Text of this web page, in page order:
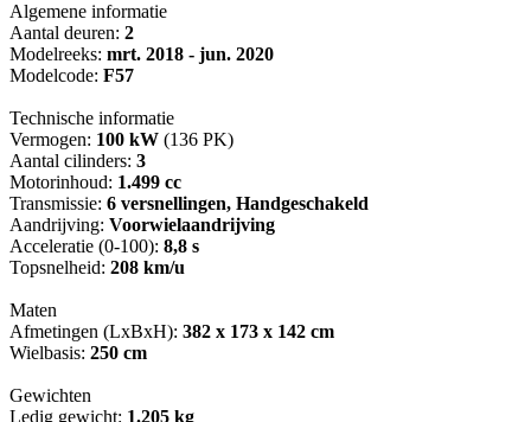
Algemene informatie
Aantal deuren: 2
Modelreeks: mrt. 2018 - jun. 2020
Modelcode: F57
Technische informatie
Vermogen: 100 kW (136 PK)
Aantal cilinders: 3
Motorinhoud: 1.499 cc
Transmissie: 6 versnellingen, Handgeschakeld
Aandrijving: Voorwielaandrijving
Acceleratie (0-100): 8,8 s
Topsnelheid: 208 km/u
Maten
Afmetingen (LxBxH): 382 x 173 x 142 cm
Wielbasis: 250 cm
Gewichten
Ledig gewicht: 1.205 kg